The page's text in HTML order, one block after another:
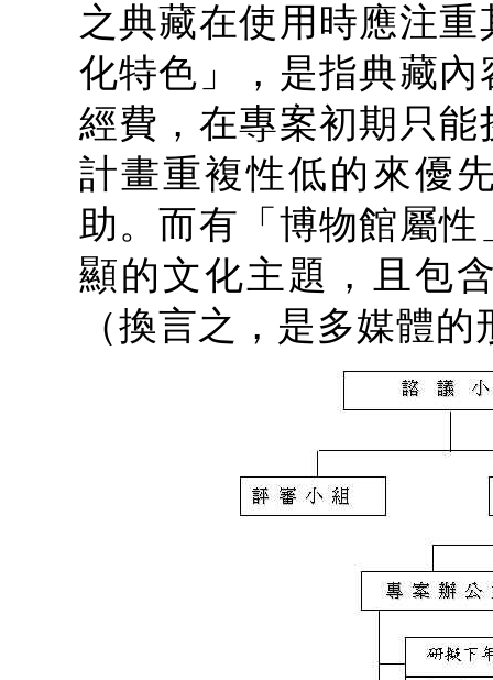
之典藏在使用時應注
化特色」，是指典藏
經費，在專案初期只
計畫重複性低的來優
助。而有「博物館屬
顯的文化主題，且包
（換言之，是多媒體的